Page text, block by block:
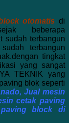
otomatis di
beberapa
sudah terbangun
terbangun
tingkat
yang sangat
TEKNIK yang
blok seperti
Jual mesin
cetak paving
block di